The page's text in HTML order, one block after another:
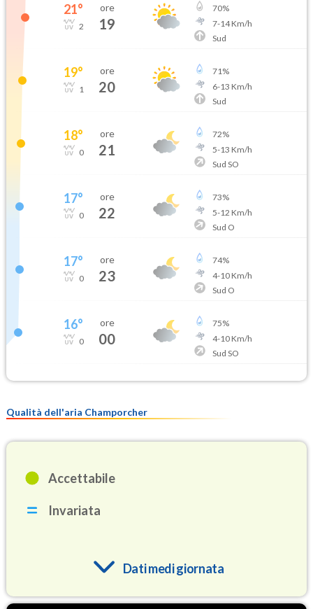
21°
2
ore
19
70%
7-14Km/h
Sud
19°
1
ore
20
71%
6-13 Km/h
Sud
18°
0
ore
21
72%
5-13 Km/h
Sud SO
17°
0
ore
22
73%
5-12 Km/h
Sud O
17°
0
ore
23
74%
4-10Km/h
Sud O
16°
0
ore
00
75%
4-10Km/h
Sud SO
Qualità dell'aria Champorcher
Accettabile
Invariata
Dati medi giornata